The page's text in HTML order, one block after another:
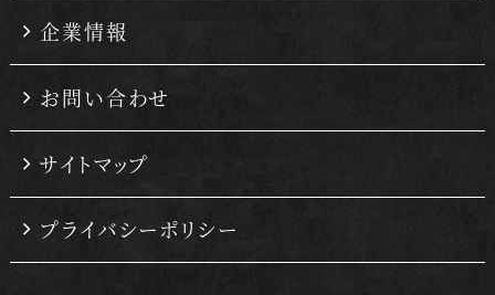
企業情報
お問い合わせ
サイトマップ
プライバシーポリシー